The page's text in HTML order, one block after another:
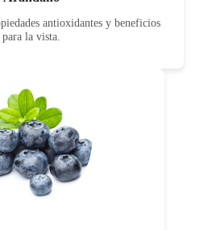
antioxidantes y beneficios
para la vista.